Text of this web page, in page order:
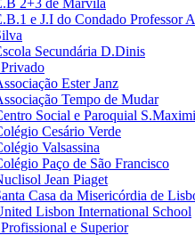
2+3 de Marvila
e J.I do Condado Professor
Secundária D.Dinis
Ester Janz
Tempo de Mudar
Social e Paroquial
Cesário Verde
Valsassina
Paço de São Francisco
Jean Piaget
Casa da Misericórdia de
Lisbon International School
e Superior